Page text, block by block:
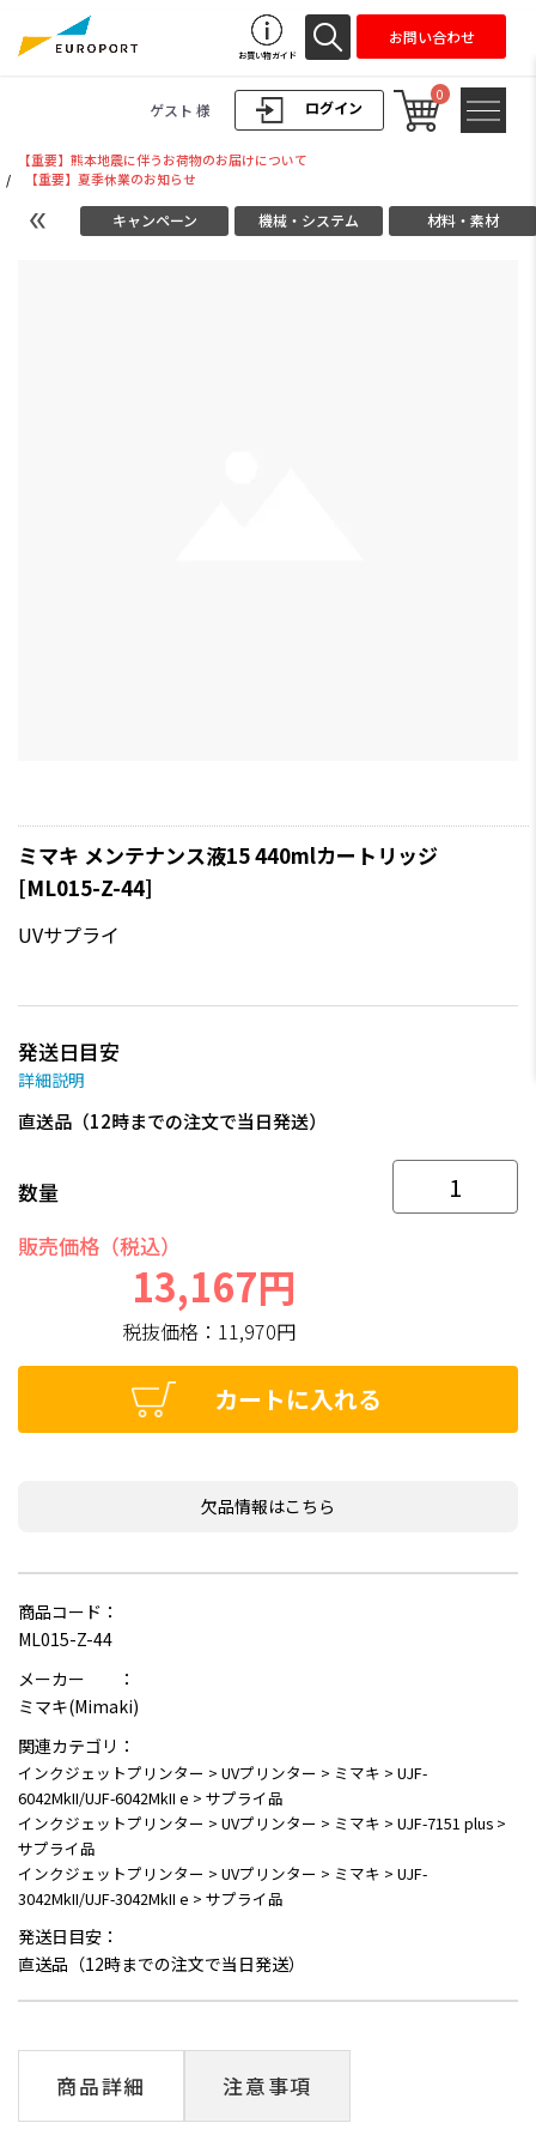
ログイン
ゲスト 様
0
お買い物ガイド
お問い合わせ
【重要】熊本地震に伴うお荷物のお届けについて
/
【重要】夏季休業のお知らせ
キャンペーン 機械・システム 材料・素材
ミマキ メンテナンス液15 440mlカートリッジ
[ML015-Z-44]
UVサプライ
発送日目安
詳細説明
直送品（12時までの注文で当日発送）
数量
販売価格（税込）
13,167円
税抜価格： 11,970円
カートに入れる
欠品情報はこちら
商品コード：
ML015-Z-44
メーカー ：
ミマキ(Mimaki)
関連カテゴリ：
インクジェットプリンター > UVプリンター > ミマキ > UJF-
6042MkII/UJF-6042MkII e > サプライ品
インクジェットプリンター > UVプリンター > ミマキ > UJF-7151 plus >
サプライ品
インクジェットプリンター > UVプリンター > ミマキ > UJF-
3042MkII/UJF-3042MkII e > サプライ品
発送日目安：
直送品（12時までの注文で当日発送）
商品詳細 注意事項